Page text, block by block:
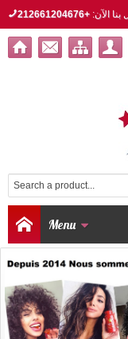
بنا الآن:+212661204676
Menu